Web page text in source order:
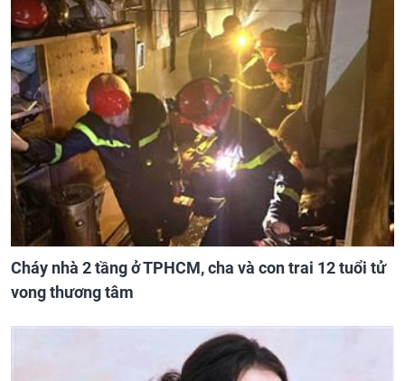
Cháy nhà 2 tầng ở TPHCM, cha và con trai 12 tuổi tử
vong thương tâm